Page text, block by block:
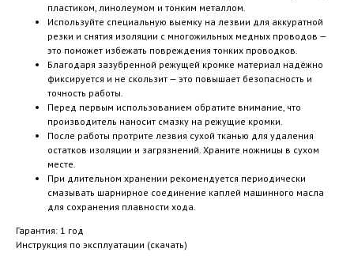
пластиком, линолеумом и тонким металлом.
Используйте специальную выемку на лезвии для аккуратной
резки и снятия изоляции с многожильных медных проводов —
это поможет избежать повреждения тонких проводков.
Благодаря зазубренной режущей кромке материал надёжно
фиксируется и не скользит — это повышает безопасность и
точность работы.
Перед первым использованием обратите внимание, что
производитель наносит смазку на режущие кромки.
После работы протрите лезвия сухой тканью для удаления
остатков изоляции и загрязнений. Храните ножницы в сухом
месте.
При длительном хранении рекомендуется периодически
смазывать шарнирное соединение каплей машинного масла
для сохранения плавности хода.
Гарантия: 1 год
Инструкция по эксплуатации (скачать)